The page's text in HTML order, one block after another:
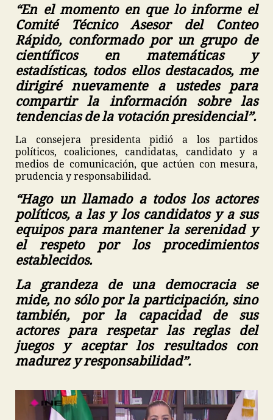
“En el momento en que lo informe el
Comité Técnico Asesor del Conteo
Rápido, conformado por un grupo de
científicos en matemáticas y
estadísticas, todos ellos destacados, me
dirigiré nuevamente a ustedes para
compartir la información sobre las
tendencias de la votación presidencial”.
La consejera presidenta pidió a los partidos
políticos, coaliciones, candidatas, candidato y a
medios de comunicación, que actúen con mesura,
prudencia y responsabilidad.
“Hago un llamado a todos los actores
políticos, a las y los candidatos y a sus
equipos para mantener la serenidad y
el respeto por los procedimientos
establecidos.
La grandeza de una democracia se
mide, no sólo por la participación, sino
también, por la capacidad de sus
actores para respetar las reglas del
juegos y aceptar los resultados con
madurez y responsabilidad”.